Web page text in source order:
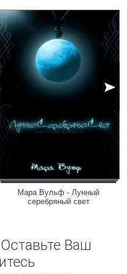
Мара Вульф - Лунный
серебряный свет
Ваш